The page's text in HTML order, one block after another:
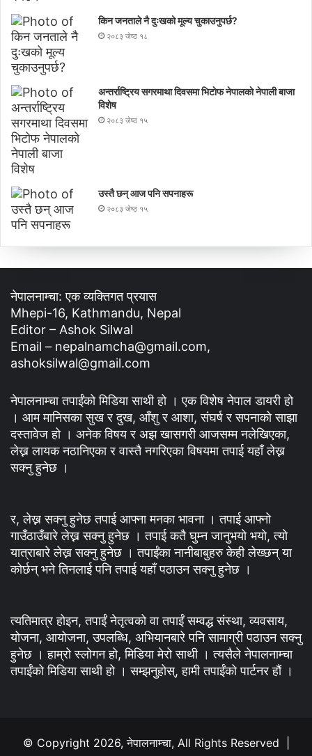
किन जनताले नै दुःखको मूल्य चुकाउनुपर्छ?
२०८३ जेष्ठ १८
अन्तर्राष्ट्रिय सगरमाथा दिवसमा भिटाेफ नेपालकाे नेपाली बाजा
विशेष
२०८३ जेष्ठ १५
उस्तै छन् आज पनि सपनाहरू
२०८३ जेष्ठ १५
नेपालनाम्चा: एक व्यक्तिगत प्रयास
Mhepi-16, Kathmandu, Nepal
Editor – Ashok Silwal
Email – nepalnamcha@gmail.com,
ashoksilwal@gmail.com
नेपालनाम्चा तपाईंको मिडिया साथी हो । एक विशेष नेपाल डायरी हो
। आम मानिसका सुख र दुख, आँशु र आशा, संघर्ष र सपनाको साझा
दस्तावेज हो । अनेक विषय र अझ खासगरी आजसम्म नलेखिएका,
लेख्न लायक नठानिएका र वास्तै नगरिएका विषयमा तपाई यहाँ लेख्न
सक्नु हुनेछ ।
र, लेख्न सक्नु हुनेछ तपाई आफ्ना मनका भावना । तपाई आफ्नो
गाउँठाउँबारे लेख्न सक्नु हुनेछ । तपाई कतै घुम्न जानुभयो भयो, त्यो
यात्राबारे लेख्न सक्नु हुनेछ । तपाईंका नानीबाबुहरु केही लेख्छन् या
कोर्छन् भने तिनलाई पनि तपाई यहाँ पठाउन सक्नु हुनेछ ।
त्यतिमात्र होइन, तपाईं नेतृत्वको वा तपाईं सम्वद्ध संस्था, व्यवसाय,
योजना, आयोजना, उपलब्धि, अभियानबारे पनि सामाग्री पठाउन सक्नु
हुनेछ । हाम्रो स्लोगन हो, मिडिया मेरो साथी । त्यसैले नेपालनाम्चा
तपाईंको मिडिया साथी हो । सम्झनुहोस्, हामी तपाईंको पार्टनर हौं ।
© Copyright 2026, नेपालनाम्चा, All Rights Reserved |